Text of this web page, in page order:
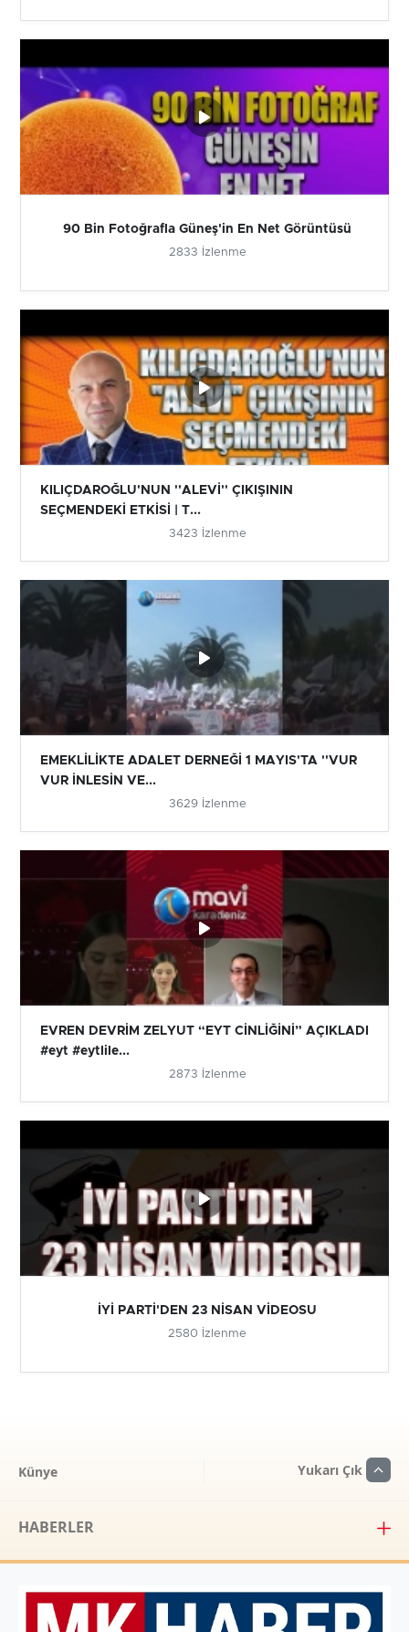
90 Bin Fotoğrafla Güneş'in En Net Görüntüsü
2833 İzlenme
KILIÇDAROĞLU'NUN ''ALEVİ'' ÇIKIŞININ
SEÇMENDEKİ ETKİSİ | T...
3423 İzlenme
EMEKLİLİKTE ADALET DERNEĞİ 1 MAYIS'TA ''VUR
VUR İNLESİN VE...
3629 İzlenme
EVREN DEVRİM ZELYUT “EYT CİNLİĞİNİ” AÇIKLADI
#eyt #eytlile...
2873 İzlenme
İYİ PARTİ'DEN 23 NİSAN VİDEOSU
2580 İzlenme
Künye Yukarı Çık
HABERLER